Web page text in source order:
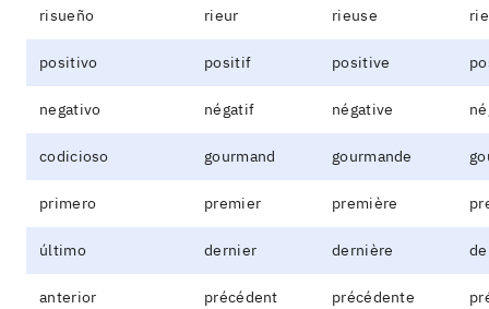
risueño rieur rieuse
positivo positif positive
negativo négatif négative
codicioso gourmand gourmande
primero premier première
último dernier dernière
anterior précédent précédente